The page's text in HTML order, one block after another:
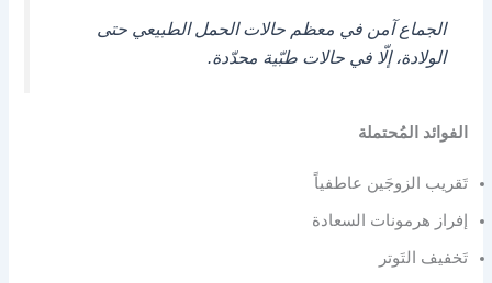
الجماع آمن في معظم حالات الحمل الطبيعي حتى
الولادة، إلّا في حالات طبّية محدّدة.
الفوائد المُحتملة
تَقريب الزوجَين عاطفياً
إفراز هرمونات السعادة
تَخفيف التَوتر